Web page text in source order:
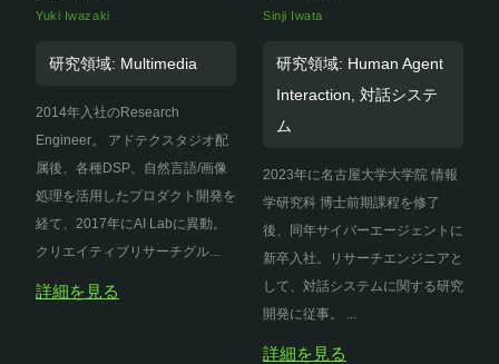
Yuki Iwazaki
研究領域: Multimedia
2014年入社のResearch
Engineer。 アドテクスタジオ配
属後、各種DSP、自然言語/画像
処理を活用したプロダクト開発を
経て、2017年にAI Labに異動。
クリエイティブリサーチグル...
詳細を見る
Sinji Iwata
研究領域: Human Agent
Interaction, 対話システ
ム
2023年に名古屋大学大学院 情報
学研究科 博士前期課程を修了
後、同年サイバーエージェントに
新卒入社。リサーチエンジニアと
して、対話システムに関する研究
開発に従事。 ...
詳細を見る